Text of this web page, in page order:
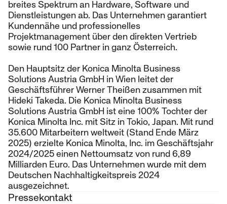
breites Spektrum an Hardware, Software und
Dienstleistungen ab. Das Unternehmen garantiert
Kundennähe und professionelles
Projektmanagement über den direkten Vertrieb
sowie rund 100 Partner in ganz Österreich.
Den Hauptsitz der Konica Minolta Business
Solutions Austria GmbH in Wien leitet der
Geschäftsführer Werner Theißen zusammen mit
Hideki Takeda. Die Konica Minolta Business
Solutions Austria GmbH ist eine 100% Tochter der
Konica Minolta Inc. mit Sitz in Tokio, Japan. Mit rund
35.600 Mitarbeitern weltweit (Stand Ende März
2025) erzielte Konica Minolta, Inc. im Geschäftsjahr
2024/2025 einen Nettoumsatz von rund 6,89
Milliarden Euro. Das Unternehmen wurde mit dem
Deutschen Nachhaltigkeitspreis 2024
ausgezeichnet.
Pressekontakt